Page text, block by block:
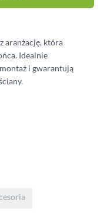
aranżację, która
Idealnie
i gwarantują